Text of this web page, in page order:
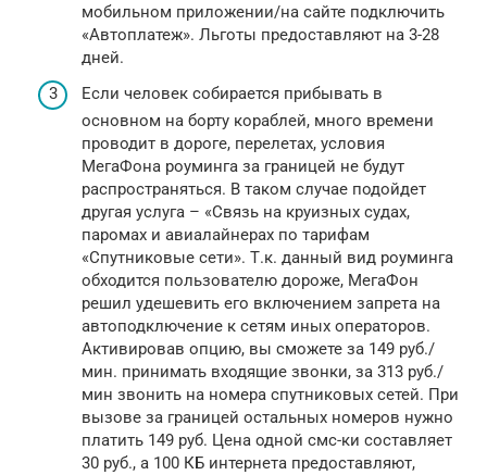
мобильном приложении/на сайте подключить
«Автоплатеж». Льготы предоставляют на 3-28
дней.
Если человек собирается прибывать в
основном на борту кораблей, много времени
проводит в дороге, перелетах, условия
МегаФона роуминга за границей не будут
распространяться. В таком случае подойдет
другая услуга – «Связь на круизных судах,
паромах и авиалайнерах по тарифам
«Спутниковые сети». Т.к. данный вид роуминга
обходится пользователю дороже, МегаФон
решил удешевить его включением запрета на
автоподключение к сетям иных операторов.
Активировав опцию, вы сможете за 149 руб./
мин. принимать входящие звонки, за 313 руб./
мин звонить на номера спутниковых сетей. При
вызове за границей остальных номеров нужно
платить 149 руб. Цена одной смс-ки составляет
30 руб., а 100 КБ интернета предоставляют,